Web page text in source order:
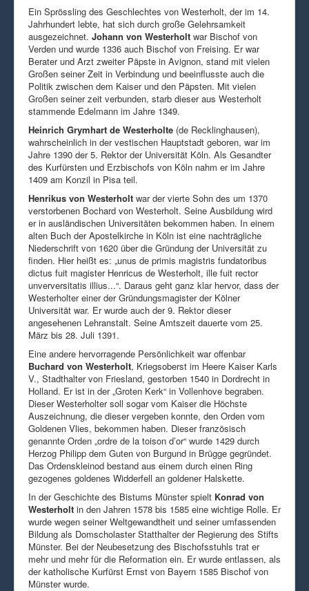
Ein Sprössling des Geschlechtes von Westerholt, der im 14.
Jahrhundert lebte, hat sich durch große Gelehrsamkeit
ausgezeichnet. Johann von Westerholt war Bischof von
Verden und wurde 1336 auch Bischof von Freising. Er war
Berater und Arzt zweiter Päpste in Avignon, stand mit vielen
Großen seiner Zeit in Verbindung und beeinflusste auch die
Politik zwischen dem Kaiser und den Päpsten. Mit vielen
Großen seiner zeit verbunden, starb dieser aus Westerholt
stammende Edelmann im Jahre 1349.
Heinrich Grymhart de Westerholte (de Recklinghausen),
wahrscheinlich in der vestischen Hauptstadt geboren, war im
Jahre 1390 der 5. Rektor der Universität Köln. Als Gesandter
des Kurfürsten und Erzbischofs von Köln nahm er im Jahre
1409 am Konzil in Pisa teil.
Henrikus von Westerholt war der vierte Sohn des um 1370
verstorbenen Bochard von Westerholt. Seine Ausbildung wird
er in ausländischen Universitäten bekommen haben. In einem
alten Buch der Apostelkirche in Köln ist eine nachträgliche
Niederschrift von 1620 über die Gründung der Universität zu
finden. Hier heißt es: „unus de primis magistris fundatoribus
dictus fuit magister Henricus de Westerholt, ille fuit rector
unverversitatis illius...“. Daraus geht ganz klar hervor, dass der
Westerholter einer der Gründungsmagister der Kölner
Universität war. Er wurde auch der 9. Rektor dieser
angesehenen Lehranstalt. Seine Amtszeit dauerte vom 25.
März bis 28. Juli 1391.
Eine andere hervorragende Persönlichkeit war offenbar
Buchard von Westerholt, Kriegsoberst im Heere Kaiser Karls
V., Stadthalter von Friesland, gestorben 1540 in Dordrecht in
Holland. Er ist in der „Groten Kerk“ in Vollenhove begraben.
Dieser Westerholter soll sogar vom Kaiser die Höchste
Auszeichnung, die dieser vergeben konnte, den Orden vom
Goldenen Vlies, bekommen haben. Dieser französisch
genannte Orden „ordre de la toison d’or“ wurde 1429 durch
Herzog Philipp dem Guten von Burgund in Brügge gegründet.
Das Ordenskleinod bestand aus einem durch einen Ring
gezogenes goldenes Widderfell an goldener Halskette.
In der Geschichte des Bistums Münster spielt Konrad von
Westerholt in den Jahren 1578 bis 1585 eine wichtige Rolle. Er
wurde wegen seiner Weltgewandtheit und seiner umfassenden
Bildung als Domscholaster Statthalter der Regierung des Stifts
Münster. Bei der Neubesetzung des Bischofsstuhls trat er
mehr und mehr für die Reformation ein. Er wurde entlassen, als
der katholische Kurfürst Ernst von Bayern 1585 Bischof von
Münster wurde.